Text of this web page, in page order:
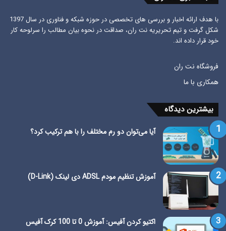
با هدف ارائه اخبار و بررسی های تخصصی در حوزه شبکه و فناوری در سال 1397
شکل گرفت و تیم تحریریه نت ران، صداقت در نحوه بیان مطالب را سرلوحه کار
خود قرار داده اند.
فروشگاه نت ران
همکاری با ما
بیشترین دیدگاه
آیا می‌توان دو رم مختلف را با هم ترکیب کرد؟
آموزش تنظیم مودم ADSL دی لینک (D-Link)
اکتیو کردن آفیس: آموزش 0 تا 100 کرک آفیس